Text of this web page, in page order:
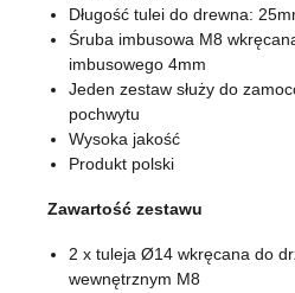
Długość tulei do drewna:
Śruba imbusowa M8
imbusowego 4mm
Jeden zestaw służy do
pochwytu
Wysoka jakość
Produkt polski
Zawartość zestawu
2 x tuleja Ø14 wkręcana do
wewnętrznym M8